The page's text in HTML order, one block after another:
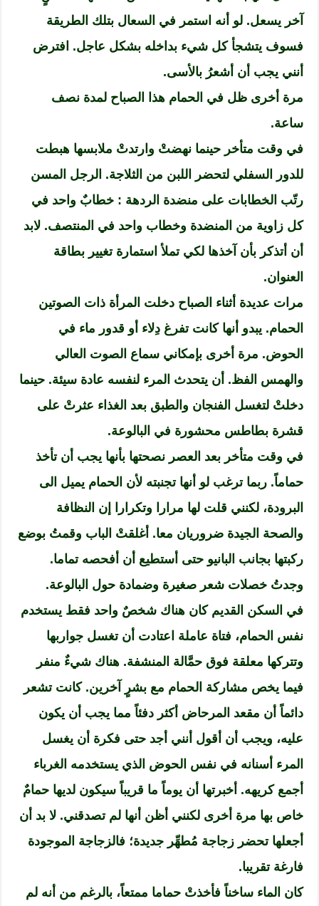
آخر يسعل. لو أنه استمر في السعال بتلك الطريقة
فسوف يتشجأ كل شيء بداخله بشكل عاجل. افترض
أنني يجب أن أشعرُ بالأسى.
مرة أخرى ظل في الحمام هذا الصباح لمدة نصف
ساعة.
في وقت متأخر حينما نهضتْ وارتدتْ ملابسها هبطت
للدور السفلي لتحضر اللبن من الثلاجة. الرجل المسن
رتّب الخطابات على منضدة الردهة : خطابٌ واحد في
كل زاوية من المنضدة وخطاب واحد في المنتصف. لابد
أن أتذكر بأن آخذها لكي تملأ استمارة تغيير بطاقة
العنوان.
مرات عديدة أثناء الصباح دخلت المرأة ذات الصوتين
الحمام. يبدو أنها كانت تفرغ دِلاء أو قدور ماء في
الحوض. مرة أخرى بإمكاني سماع الصوت العالي
والهمس الفظ. أن يتحدث المرء لنفسه عادة سيئة. حينما
دخلتْ لتغسل الفنجان والطبق بعد الغذاء عثرتْ على
قشرة بطاطس محشورة في البالوعة.
في وقت متأخر بعد العصر نصحتها بأنها يجب أن تأخذ
حماماً. ربما ترغب لو أنها تجنبته لأن الحمام يميل الى
البرودة، لكنني قلت لها مرارا وتكرارا إن النظافة
والصحة الجيدة ضروريان معا. أغلقتْ الباب وقمتُ بوضع
ركبتها بجانب البانيو حتى أستطيع أن أفحصه تماما.
وجدتُ خصلات شعر صغيرة وضمادة حول البالوعة.
في السكن القديم كان هناك شخصٌ واحد فقط يستخدم
نفس الحمام، فتاة عاملة اعتادت أن تغسل جواربها
وتتركها معلقة فوق حمَّالة المنشفة. هناك شيءٌ منفر
فيما يخص مشاركة الحمام مع بشرٍ آخرين. كانت تشعر
دائماً أن مقعد المرحاض أكثر دفئاً مما يجب أن يكون
عليه، ويجب أن أقول أنني أجد حتى فكرة أن يغسل
المرء أسنانه في نفس الحوض الذي يستخدمه الغرباء
أجمع كريهه. أخبرتها أن يوماً ما قريباً سيكون لديها حمامٌ
خاص بها مرة أخرى لكنني أظن أنها لم تصدقني. لا بد أن
أجعلها تحضر زجاجة مُطهِّر جديدة؛ فالزجاجة الموجودة
فارغة تقريبا.
كان الماء ساخناً فأخذتْ حماما ممتعاً، بالرغم من أنه لم